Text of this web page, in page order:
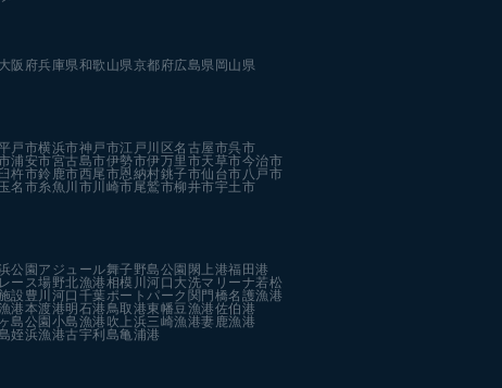
大阪府兵庫県和歌山県京都府広島県 岡山県
戸市横浜市神戸市江戸川区名古屋市呉市
浦安市宮古島市伊勢市伊万里市天草市今治市
臼杵市鈴鹿市西尾市恩納村銚子市仙台市八戸市
玉名市糸魚川市川崎市尾鷲市柳井市宇土市
公園 アジュール舞子野島公園 閖上港福田港
ース場野北漁港相模川河口 大洗マリーナ若松
設 豊川河口 千葉ポートパーク 関門橋名護漁港
港本渡港明石港鳥取港東幡豆漁港佐伯港
島公園 小島漁港 吹上浜三崎漁港妻鹿漁港
姪浜漁港古宇利島亀浦港